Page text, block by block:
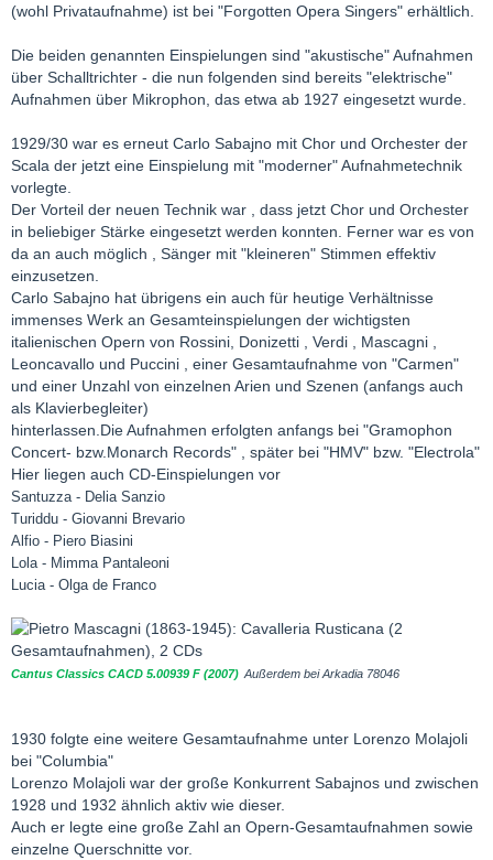
(wohl Privataufnahme) ist bei "Forgotten Opera Singers" erhältlich.
Die beiden genannten Einspielungen sind "akustische" Aufnahmen
über Schalltrichter - die nun folgenden sind bereits "elektrische"
Aufnahmen über Mikrophon, das etwa ab 1927 eingesetzt wurde.
1929/30 war es erneut Carlo Sabajno mit Chor und Orchester der
Scala der jetzt eine Einspielung mit "moderner" Aufnahmetechnik
vorlegte.
Der Vorteil der neuen Technik war , dass jetzt Chor und Orchester
in beliebiger Stärke eingesetzt werden konnten. Ferner war es von
da an auch möglich , Sänger mit "kleineren" Stimmen effektiv
einzusetzen.
Carlo Sabajno hat übrigens ein auch für heutige Verhältnisse
immenses Werk an Gesamteinspielungen der wichtigsten
italienischen Opern von Rossini, Donizetti , Verdi , Mascagni ,
Leoncavallo und Puccini , einer Gesamtaufnahme von "Carmen"
und einer Unzahl von einzelnen Arien und Szenen (anfangs auch
als Klavierbegleiter)
hinterlassen.Die Aufnahmen erfolgten anfangs bei "Gramophon
Concert- bzw.Monarch Records" , später bei "HMV" bzw. "Electrola"
Hier liegen auch CD-Einspielungen vor
Santuzza - Delia Sanzio
Turiddu - Giovanni Brevario
Alfio - Piero Biasini
Lola - Mimma Pantaleoni
Lucia - Olga de Franco
Cantus Classics CACD 5.00939 F (2007) Außerdem bei Arkadia 78046
1930 folgte eine weitere Gesamtaufnahme unter Lorenzo Molajoli
bei "Columbia"
Lorenzo Molajoli war der große Konkurrent Sabajnos und zwischen
1928 und 1932 ähnlich aktiv wie dieser.
Auch er legte eine große Zahl an Opern-Gesamtaufnahmen sowie
einzelne Querschnitte vor.